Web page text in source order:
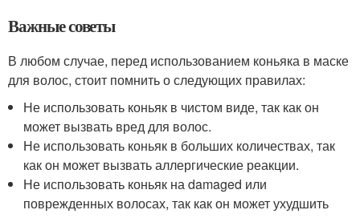
Важные советы
В любом случае, перед использованием коньяка в маске
для волос, стоит помнить о следующих правилах:
Не использовать коньяк в чистом виде, так как он
может вызвать вред для волос.
Не использовать коньяк в больших количествах, так
как он может вызвать аллергические реакции.
Не использовать коньяк на damaged или
поврежденных волосах, так как он может ухудшить